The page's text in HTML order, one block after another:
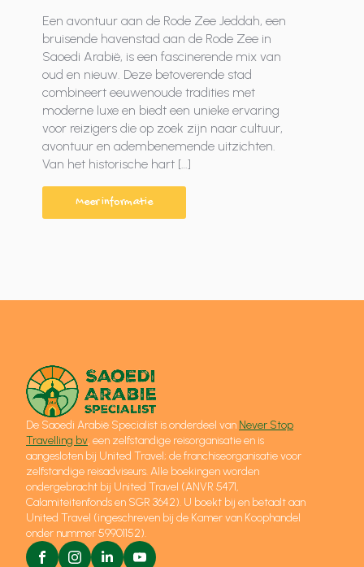
Een avontuur aan de Rode Zee Jeddah, een
bruisende havenstad aan de Rode Zee in
Saoedi Arabië, is een fascinerende mix van
oud en nieuw. Deze betoverende stad
combineert eeuwenoude tradities met
moderne luxe en biedt een unieke ervaring
voor reizigers die op zoek zijn naar cultuur,
avontuur en adembenemende uitzichten.
Van het historische hart […]
Meer informatie
De Saoedi Arabië Specialist is onderdeel van Never Stop
Travelling bv, een zelfstandige reisorganisatie en is
aangesloten bij United Travel; de franchiseorganisatie voor
zelfstandige reisadviseurs. Alle boekingen worden
ondergebracht bij United Travel (ANVR 5471,
Calamiteitenfonds en SGR 3642). U boekt bij en betaalt aan
United Travel (ingeschreven bij de Kamer van Koophandel
onder nummer 59901152).